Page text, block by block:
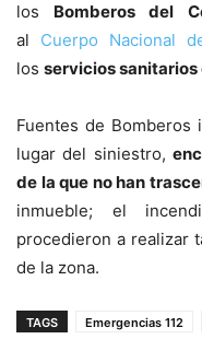
los Bomberos del
al Cuerpo Nacional
los servicios sanitarios
Fuentes de
lugar del siniestro,
de la que no han
inmueble; el
procedieron a realizar
de la zona.
TAGS Emergencias 112